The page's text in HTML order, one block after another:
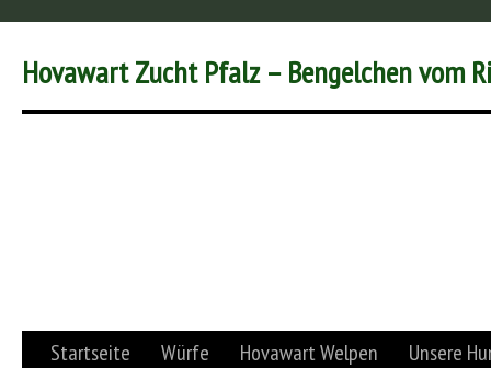
Hovawart Zucht Pfalz – Bengelchen vom
Startseite Würfe Hovawart Welpen Unsere